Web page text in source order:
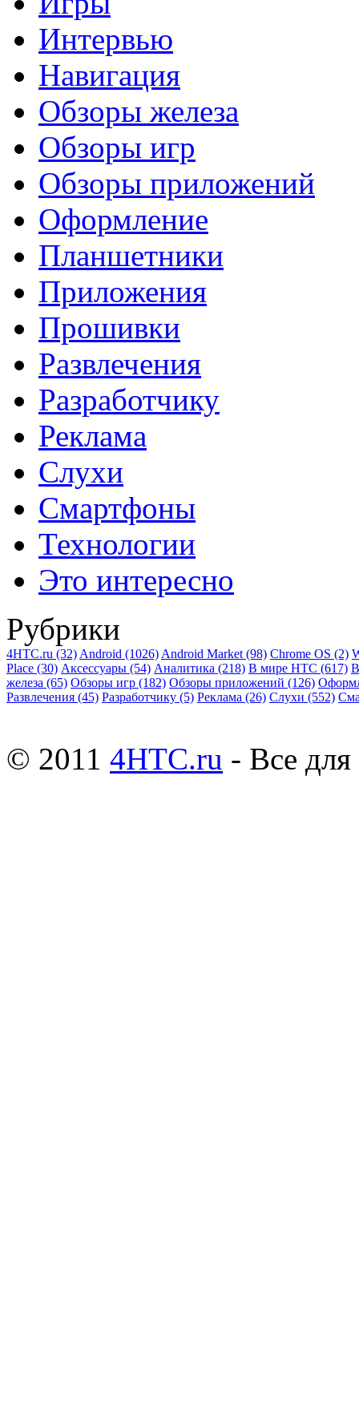
Интервью
Навигация
Обзоры железа
Обзоры игр
Обзоры приложений
Оформление
Планшетники
Приложения
Прошивки
Развлечения
Разработчику
Реклама
Слухи
Смартфоны
Технологии
Это интересно
Рубрики
4HTC.ru (32) Android (1026) Android Market (98) Chrome OS (2)
Place (30) Аксессуары (54) Аналитика (218) В мире HTC (617)
железа (65) Обзоры игр (182) Обзоры приложений (126)
Развлечения (45) Разработчику (5) Реклама (26) Слухи (552)
© 2011 4HTC.ru - Все